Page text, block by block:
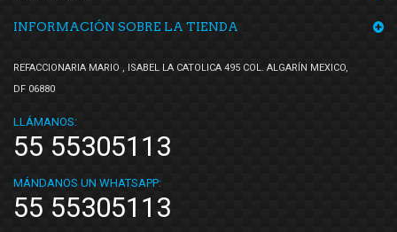
INFORMACIÓN SOBRE LA TIENDA
REFACCIONARIA MARIO , ISABEL LA CATOLICA 495 COL. ALGARÍN MEXICO,
DF 06880
LLÁMANOS:
55 55305113
MÁNDANOS UN WHATSAPP:
55 55305113